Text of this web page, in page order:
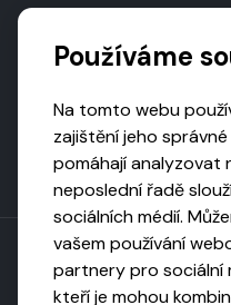
Používáme
Na tomto webu
zajištění jeho
pomáhají analyzovat
neposlední řadě
sociálních médií.
vašem používání
partnery pro sociální
kteří je mohou